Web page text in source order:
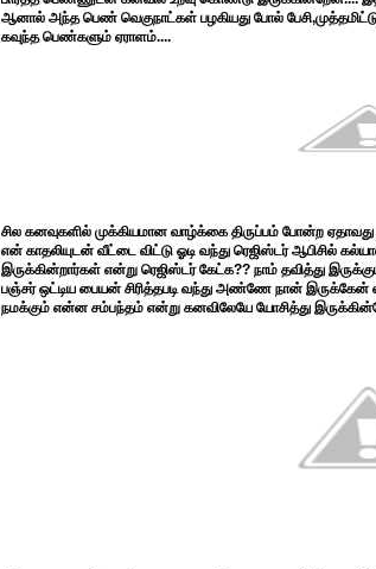
ஆனால் அந்த பெண் வெகுநாட்கள் பழகியது போல்
கவுந்த பெண்களும் ஏராளம்....
சில கனவுகளில் முக்கியமான வாழ்க்கை திருப்பம் போன்ற
என் காதலியுடன் வீட்டை விட்டு ஓடி வந்து ரெஜிஸ்டர் ஆபிசில்
இருக்கின்றார்கள் என்று ரெஜிஸ்டர் கேட்க?? நாம் தவித்து
பஞ்சர் ஒட்டிய பையன் சிரித்தபடி வந்து அண்ணே நான் இருக்கேன்
நமக்கும் என்ன சம்பந்தம் என்று கனவிலேயே யோசித்து